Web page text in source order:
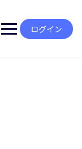
ログイン